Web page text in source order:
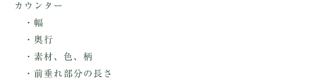
カウンター
・幅
・奥行
・素材、色、柄
・前垂れ部分の長さ